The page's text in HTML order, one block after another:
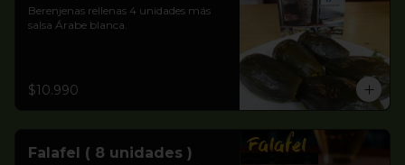
Berenjenas rellenas 4 unidades más
salsa Árabe blanca.
$10.990
Falafel ( 8 unidades )